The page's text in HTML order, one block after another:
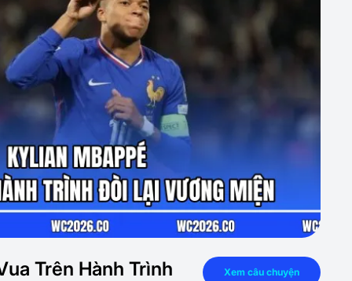
Trên Hành Trình
Xem câu chuyện